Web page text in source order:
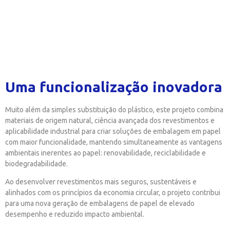
Uma funcionalização inovadora
Muito além da simples substituição do plástico, este projeto combina
materiais de origem natural, ciência avançada dos revestimentos e
aplicabilidade industrial para criar soluções de embalagem em papel
com maior funcionalidade, mantendo simultaneamente as vantagens
ambientais inerentes ao papel: renovabilidade, reciclabilidade e
biodegradabilidade.
Ao desenvolver revestimentos mais seguros, sustentáveis e
alinhados com os princípios da economia circular, o projeto contribui
para uma nova geração de embalagens de papel de elevado
desempenho e reduzido impacto ambiental.